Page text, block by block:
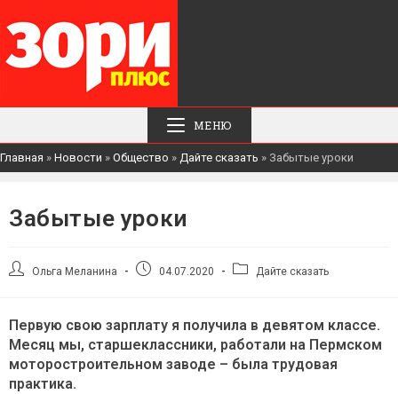
МЕНЮ
Главная » Новости » Общество » Дайте сказать » Забытые уроки
Забытые уроки
АвторОльга Меланина
Запись04.07.2020
РубрикаДайте сказать
Первую свою зарплату я получила в девятом классе.
Месяц мы, старшеклассники, работали на Пермском
моторостроительном заводе – была трудовая
практика.